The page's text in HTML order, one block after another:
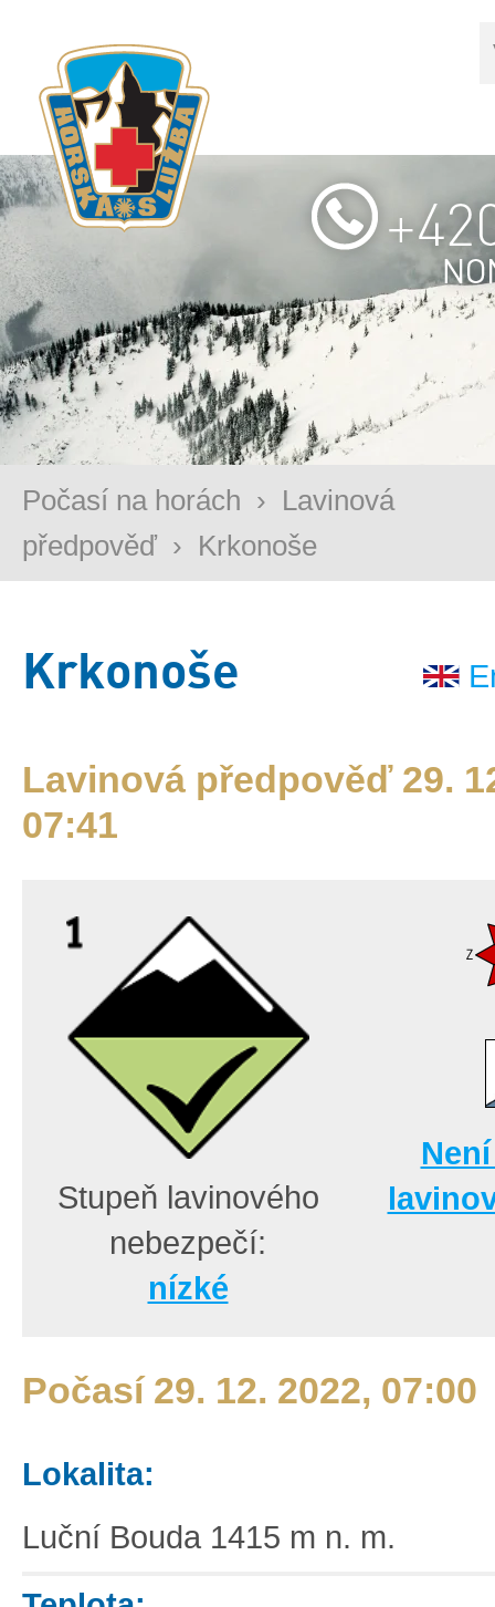
Počasí na horách › Lavinová
předpověď › Krkonoše
Krkonoše
Lavinová předpověď 29.
07:41
Stupeň lavinového
nebezpečí:
nízké
Počasí 29. 12. 2022, 07:00
Lokalita:
Luční Bouda 1415 m n. m.